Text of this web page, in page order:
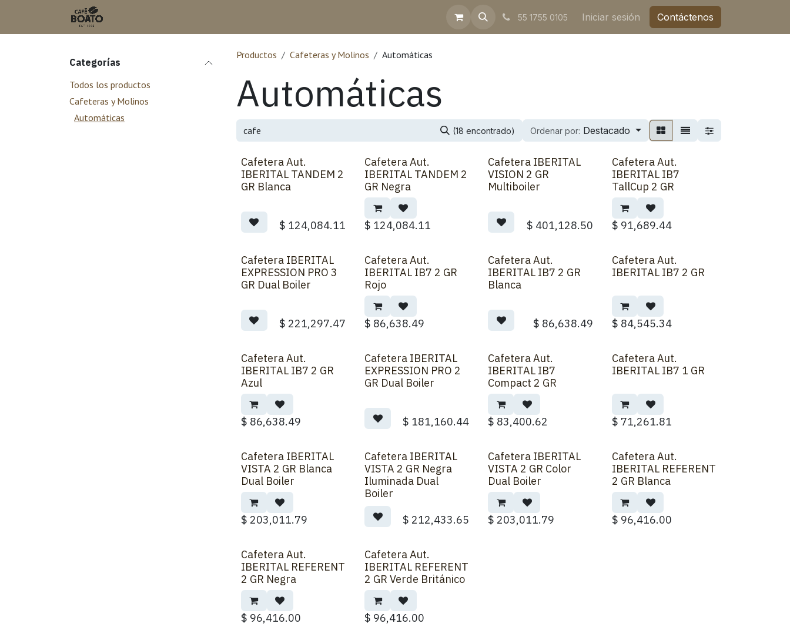
55 1755 0105 Iniciar sesión Contáctenos
Categorías
Todos los productos
Cafeteras y Molinos
Automáticas
Productos Cafeteras y Molinos Automáticas
Automáticas
(18 encontrado) Ordenar por: Destacado
Cafetera Aut.
IBERITAL TANDEM 2
GR Blanca
$ 124,084.11
Cafetera Aut.
IBERITAL TANDEM 2
GR Negra
$ 124,084.11
Cafetera IBERITAL
VISION 2 GR
Multiboiler
$ 401,128.50
Cafetera Aut.
IBERITAL IB7
TallCup 2 GR
$ 91,689.44
Sobre Pedido
Cafetera IBERITAL
EXPRESSION PRO 3
GR Dual Boiler
$ 221,297.47
Cafetera Aut.
IBERITAL IB7 2 GR
Rojo
$ 86,638.49
Cafetera Aut.
IBERITAL IB7 2 GR
Blanca
$ 86,638.49
Cafetera Aut.
IBERITAL IB7 2 GR
$ 84,545.34
Cafetera Aut.
IBERITAL IB7 2 GR
Azul
$ 86,638.49
Cafetera IBERITAL
EXPRESSION PRO 2
GR Dual Boiler
$ 181,160.44
Cafetera Aut.
IBERITAL IB7
Compact 2 GR
$ 83,400.62
Cafetera Aut.
IBERITAL IB7 1 GR
$ 71,261.81
Cafetera IBERITAL
VISTA 2 GR Blanca
Dual Boiler
$ 203,011.79
Cafetera IBERITAL
VISTA 2 GR Negra
Iluminada Dual
Boiler
$ 212,433.65
Cafetera IBERITAL
VISTA 2 GR Color
Dual Boiler
$ 203,011.79
Cafetera Aut.
IBERITAL REFERENT
2 GR Blanca
$ 96,416.00
Cafetera Aut.
IBERITAL REFERENT
2 GR Negra
$ 96,416.00
Cafetera Aut.
IBERITAL REFERENT
2 GR Verde Británico
$ 96,416.00